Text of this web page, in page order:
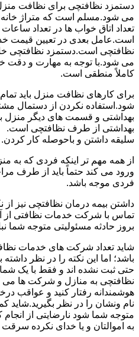
دستمزد نظافتچی برای نظافت
می شود.مسلم است که متراژ
تعداد اتاق خواب ها در تعداد ساعات
است.عامل بعدی در تعیین قیمت
نظافتچی است.دستمزد نظافتچی
می شود.با توجه به مهارت و دقت
کاملاً منطقی است.
برای کارهای نظافت منزل باید
شود.استفاده نکردن از دستمال
بهداشتی و قسمت های دیگر منزل
بهداشتی از طرف نظافتچی است.
سلیقه داشتن و باحوصله کار کردن.
از همه مهم تر اینکه فردی که به
ورود می کند حتماً باید از طرف
فردی موجه باشد.
داشتن بیمه درمان نظافتچی نیز از
تماس با شرکت خدمات نظافتی از
بروز حادثه مسئولیتی متوجه شما
شاید تعداد شرکت های خدمات
باشد؛ اما این نکته را در نظر
حتی ثبت نشده اند و فقط با یک
نظافتچی به منازل و شرکت ها می
هوشمندانه رفتار کنید و عواقب
نام ونشان را در نظر بگیرید.شاید
متوجه شما شود نارضایتی از
به اموالتان و یا خدای نکرده سرقت